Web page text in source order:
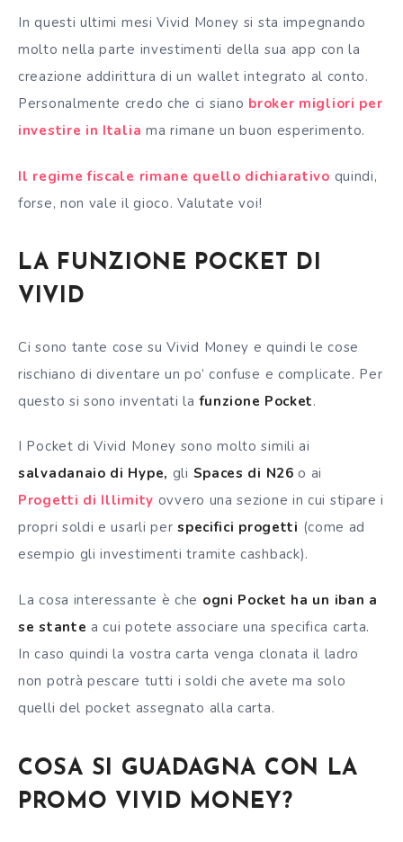
In questi ultimi mesi Vivid Money si sta impegnando
molto nella parte investimenti della sua app con la
creazione addirittura di un wallet integrato al conto.
Personalmente credo che ci siano broker migliori per
investire in Italia ma rimane un buon esperimento.
Il regime fiscale rimane quello dichiarativo quindi,
forse, non vale il gioco. Valutate voi!
LA FUNZIONE POCKET DI
VIVID
Ci sono tante cose su Vivid Money e quindi le cose
rischiano di diventare un po’ confuse e complicate. Per
questo si sono inventati lafunzione Pocket.
I Pocket di Vivid Money sono molto simili ai
salvadanaio di Hype, gli Spaces di N26o ai
Progetti di Illimity ovvero una sezione in cui stipare i
propri soldi e usarli per specifici progetti (come ad
esempio gli investimenti tramite cashback).
La cosa interessante è che ogni Pocket ha un iban a
se stante a cui potete associare una specifica carta.
In caso quindi la vostra carta venga clonata il ladro
non potrà pescare tutti i soldi che avete ma solo
quelli del pocket assegnato alla carta.
COSA SI GUADAGNA CON LA
PROMO VIVID MONEY?